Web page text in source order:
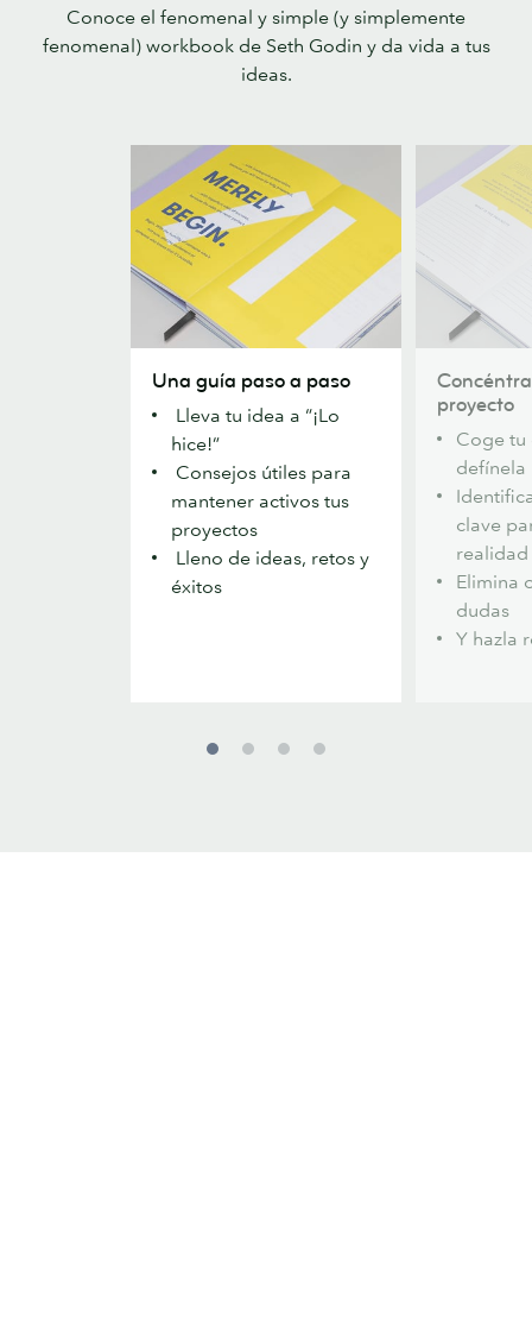
Conoce el fenomenal y simple (y simplemente
fenomenal) workbook de Seth Godin y da vida a tus
ideas.
guía
paso
paso
Una guía paso a paso
Lleva tu idea a “¡Lo
hice!”
Consejos útiles para
mantener activos tus
proyectos
Lleno de ideas, retos y
éxitos
proyecto
proyecto
Coge tu
defínela
clave
realidad
Elimina
dudas
Y hazla